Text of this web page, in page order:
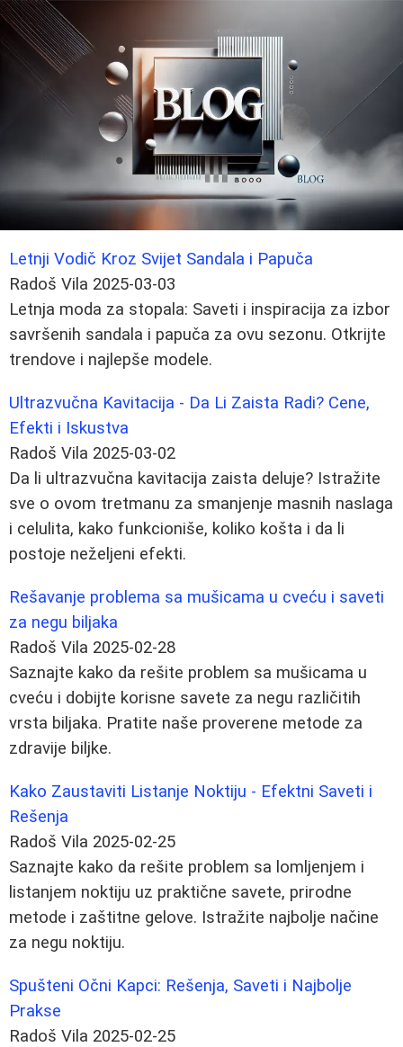
Letnji Vodič Kroz Svijet Sandala i Papuča
Radoš Vila 2025-03-03
Letnja moda za stopala: Saveti i inspiracija za izbor
savršenih sandala i papuča za ovu sezonu. Otkrijte
trendove i najlepše modele.
Ultrazvučna Kavitacija - Da Li Zaista Radi? Cene,
Efekti i Iskustva
Radoš Vila 2025-03-02
Da li ultrazvučna kavitacija zaista deluje? Istražite
sve o ovom tretmanu za smanjenje masnih naslaga
i celulita, kako funkcioniše, koliko košta i da li
postoje neželjeni efekti.
Rešavanje problema sa mušicama u cveću i saveti
za negu biljaka
Radoš Vila 2025-02-28
Saznajte kako da rešite problem sa mušicama u
cveću i dobijte korisne savete za negu različitih
vrsta biljaka. Pratite naše proverene metode za
zdravije biljke.
Kako Zaustaviti Listanje Noktiju - Efektni Saveti i
Rešenja
Radoš Vila 2025-02-25
Saznajte kako da rešite problem sa lomljenjem i
listanjem noktiju uz praktične savete, prirodne
metode i zaštitne gelove. Istražite najbolje načine
za negu noktiju.
Spušteni Očni Kapci: Rešenja, Saveti i Najbolje
Prakse
Radoš Vila 2025-02-25